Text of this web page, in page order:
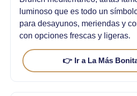
luminoso que es todo un
para desayunos, meriendas y
con opciones frescas y ligeras.
👉 Ir a La Más